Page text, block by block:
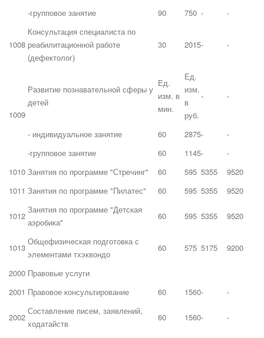
-групповое занятие 90 750 - -
1008
Консультация специалиста по
реабилитационной работе
(дефектолог)
30 2015- -
1009
Развитие познавательной сферы у
детей
Ед.
изм. в
мин.
Ед.
изм.
в
руб.
- -
- индивидуальное занятие 60 2875-
-
-групповое занятие
60 1145-
-
1010 Занятия по программе "Стречинг" 60 595 5355
9520
1011 Занятия по программе "Пилатес" 60 595 5355 9520
1012
Занятия по программе "Детская
аэробика"
60 595 5355 9520
1013
Общефизическая подготовка с
элементами тхэквондо
60 575 5175 9200
2000 Правовые услуги
2001 Правовое консультирование 60 1560- -
2002
Составление писем, заявлений,
ходатайств
60 1560- -